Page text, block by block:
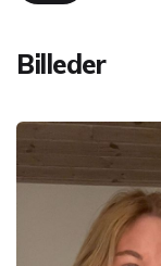
Billeder